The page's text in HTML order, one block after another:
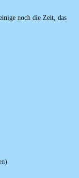
noch die Zeit, das